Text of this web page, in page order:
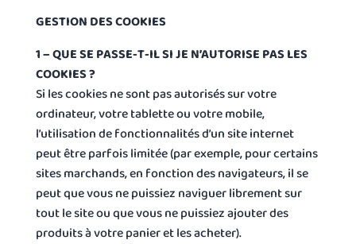
GESTION DES COOKIES
1 – QUE SE PASSE-T-IL SI JE N’AUTORISE PAS LES
COOKIES ?
Si les cookies ne sont pas autorisés sur votre
ordinateur, votre tablette ou votre mobile,
l’utilisation de fonctionnalités d’un site internet
peut être parfois limitée (par exemple, pour certains
sites marchands, en fonction des navigateurs, il se
peut que vous ne puissiez naviguer librement sur
tout le site ou que vous ne puissiez ajouter des
produits à votre panier et les acheter).